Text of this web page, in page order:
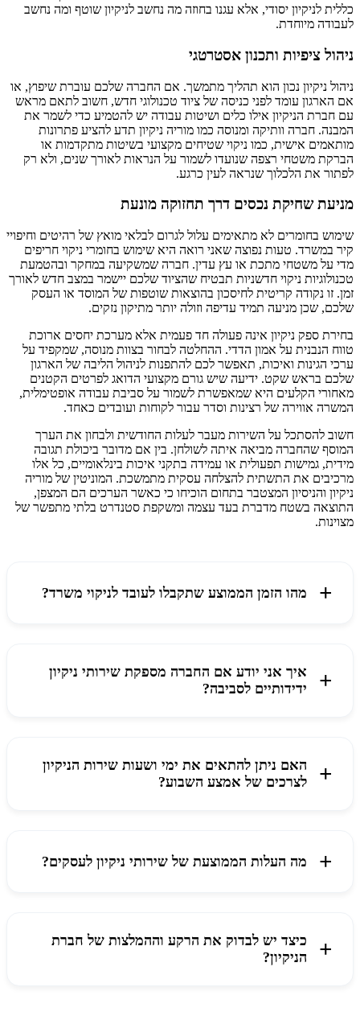
כללית לניקיון יסודי, אלא עגנו בחוזה מה נחשב לניקיון שוטף ומה נחשב
לעבודה מיוחדת.
ניהול ציפיות ותכנון אסטרטגי
ניהול ניקיון נכון הוא תהליך מתמשך. אם החברה שלכם עוברת שיפוץ, או
אם הארגון עומד לפני כניסה של ציוד טכנולוגי חדש, חשוב לתאם מראש
עם חברת הניקיון אילו כלים ושיטות עבודה יש להטמיע כדי לשמר את
המבנה. חברה וותיקה ומנוסה כמו מוריה ניקיון תדע להציע פתרונות
מותאמים אישית, כמו ניקוי שטיחים מקצועי בשיטות מתקדמות או
הברקת משטחי רצפה שנועדו לשמור על הנראות לאורך שנים, ולא רק
לפתור את הלכלוך שנראה לעין כרגע.
מניעת שחיקת נכסים דרך תחזוקה מונעת
שימוש בחומרים לא מתאימים עלול לגרום לבלאי מואץ של רהיטים וחיפויי
קיר במשרד. טעות נפוצה שאני רואה היא שימוש בחומרי ניקוי חריפים
מדי על משטחי מתכת או עץ עדין. חברה שמשקיעה במחקר ובהטמעת
טכנולוגיות ניקוי חדשניות תבטיח שהציוד שלכם יישמר במצב חדש לאורך
זמן. זו נקודה קריטית לחיסכון בהוצאות שוטפות של המוסד או העסק
שלכם, שכן מניעה תמיד עדיפה וזולה יותר מתיקון נזקים.
בחירת ספק ניקיון אינה פעולה חד פעמית אלא מערכת יחסים ארוכת
טווח הנבנית על אמון הדדי. ההחלטה לבחור בצוות מנוסה, שמקפיד על
ערכי הגינות ואיכות, תאפשר לכם להתפנות לניהול הליבה של הארגון
שלכם בראש שקט. ידיעה שיש גורם מקצועי הדואג לפרטים הקטנים
מאחורי הקלעים היא שמאפשרת לשמור על סביבת עבודה אופטימלית,
המשרה אווירה של רצינות וסדר עבור לקוחות ועובדים כאחד.
חשוב להסתכל על השירות מעבר לעלות החודשית ולבחון את הערך
המוסף שהחברה מביאה איתה לשולחן. בין אם מדובר ביכולת תגובה
מידית, גמישות תפעולית או עמידה בתקני איכות בינלאומיים, כל אלו
מרכיבים את התשתית להצלחה עסקית מתמשכת. המוניטין של מוריה
ניקיון והניסיון המצטבר בתחום הוכיחו כי כאשר הערכים הם המצפן,
התוצאה בשטח מדברת בעד עצמה ומשקפת סטנדרט בלתי מתפשר של
מצוינות.
מהו הזמן הממוצע שתקבלו לעובד לניקוי משרד?
איך אני יודע אם החברה מספקת שירותי ניקיון
ידידותיים לסביבה?
האם ניתן להתאים את ימי ושעות שירות הניקיון
לצרכים של אמצע השבוע?
מה העלות הממוצעת של שירותי ניקיון לעסקים?
כיצד יש לבדוק את הרקע וההמלצות של חברת
הניקיון?